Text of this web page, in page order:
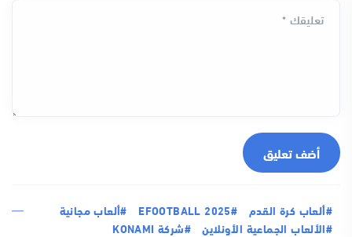
تعليقك *
أضف تعليق
#ألعاب كرة القدم #EFOOTBALL 2025
#ألعاب مجانية
#الألعاب الجماعية الأونلاين
#شركة KONAMI